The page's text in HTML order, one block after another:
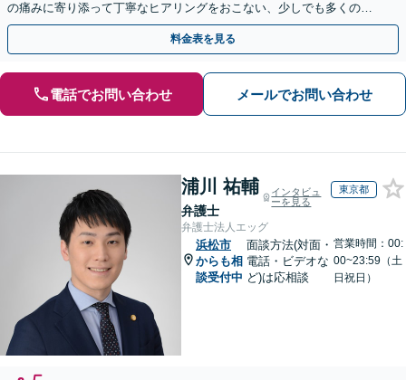
の痛みに寄り添って丁寧なヒアリングをおこない、少しでも多くの返
金が得られるよう尽力します！
料金表を見る
電話でお問い合わせ メールでお問い合わせ
浦川 祐輔
弁護士
インタビュ
ーを見る
東京都
弁護士法人エッグ
浜松市
からも相
談受付中
面談方法(対面・
電話・ビデオな
ど)は応相談
営業時間：00:
00~23:59（土
日祝日）